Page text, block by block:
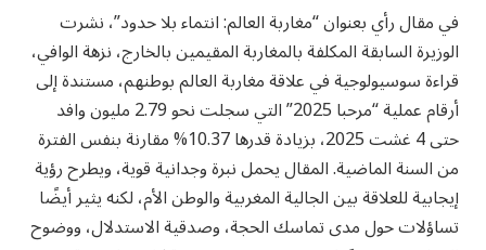
في مقال رأي بعنوان “مغاربة العالم: انتماء بلا حدود”، نشرت
الوزيرة السابقة المكلفة بالمغاربة المقيمين بالخارج، نزهة الوافي،
قراءة سوسيولوجية في علاقة مغاربة العالم بوطنهم، مستندة إلى
أرقام عملية “مرحبا 2025” التي سجلت نحو 2.79 مليون وافد
حتى 4 غشت 2025، بزيادة قدرها 10.37% مقارنة بنفس الفترة
من السنة الماضية. المقال يحمل نبرة وجدانية قوية، ويطرح رؤية
إيجابية للعلاقة بين الجالية المغربية والوطن الأم، لكنه يثير أيضًا
تساؤلات حول مدى تماسك الحجة، وصدقية الاستدلال، ووضوح